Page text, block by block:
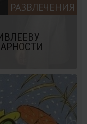
РАЗВЛЕЧЕНИЯ